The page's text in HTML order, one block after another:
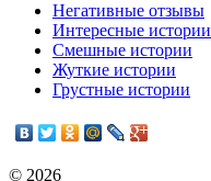
Негативные отзывы
Интересные истории
Смешные истории
Жуткие истории
Грустные истории
© 2026